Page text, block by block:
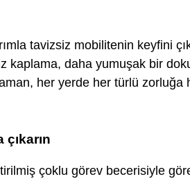
tavizsiz mobilitenin keyfini
kaplama, daha yumuşak bir
her yerde her türlü zorluğa
çoklu görev becerisiyle